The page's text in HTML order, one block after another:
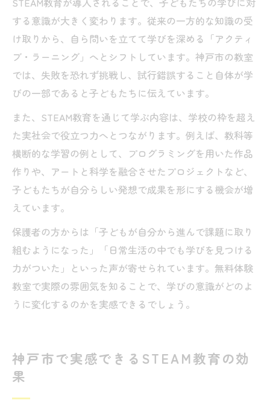
する意識が大きく変わります。従来の一方的な知識の受
け取りから、自ら問いを立てて学びを深める「アクティ
ブ・ラーニング」へとシフトしています。神戸市の教室
では、失敗を恐れず挑戦し、試行錯誤すること自体が学
びの一部であると子どもたちに伝えています。
また、STEAM教育を通じて学ぶ内容は、学校の枠を超え
た実社会で役立つ力へとつながります。例えば、教科等
横断的な学習の例として、プログラミングを用いた作品
作りや、アートと科学を融合させたプロジェクトなど、
子どもたちが自分らしい発想で成果を形にする機会が増
えています。
保護者の方からは「子どもが自分から進んで課題に取り
組むようになった」「日常生活の中でも学びを見つける
力がついた」といった声が寄せられています。無料体験
教室で実際の雰囲気を知ることで、学びの意識がどのよ
うに変化するのかを実感できるでしょう。
神戸市で実感できるSTEAM教育の効
果